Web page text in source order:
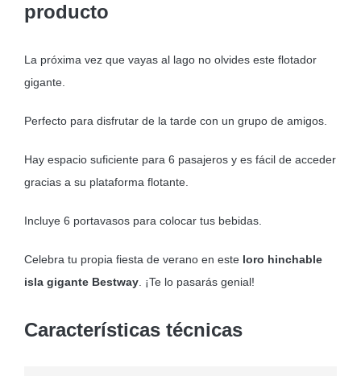
producto
La próxima vez que vayas al lago no olvides este flotador
gigante.
Perfecto para disfrutar de la tarde con un grupo de amigos.
Hay espacio suficiente para 6 pasajeros y es fácil de acceder
gracias a su plataforma flotante.
Incluye 6 portavasos para colocar tus bebidas.
Celebra tu propia fiesta de verano en esteloro hinchable
isla gigante Bestway. ¡Te lo pasarás genial!
Características técnicas